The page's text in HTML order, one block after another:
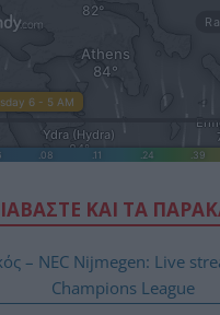
ΚΑΙ ΤΑ
– NEC Nijmegen: Live
Champions League